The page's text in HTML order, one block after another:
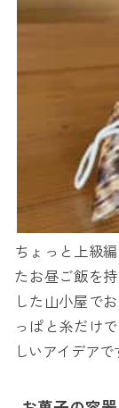
ちょっと上級
たお昼ご飯を
した山小屋で
っぱと糸だけ
しいアイデアで